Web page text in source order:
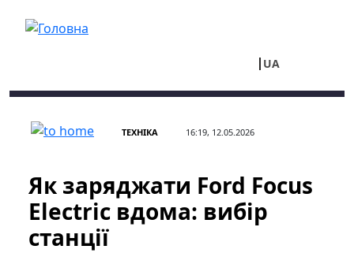
UA
ТЕХНІКА 16:19, 12.05.2026
Як заряджати Ford Focus
Electric вдома: вибір
станції